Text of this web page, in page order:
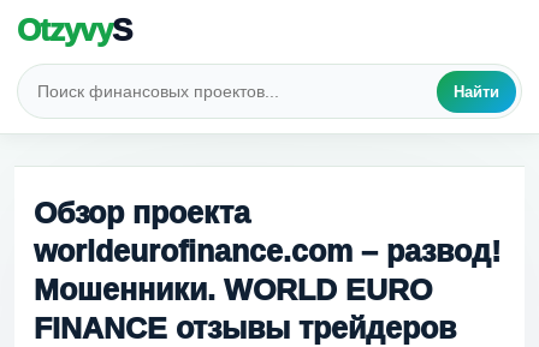
OtzyvyS
Найти
Обзор проекта
worldeurofinance.com – развод!
Мошенники. WORLD EURO
FINANCE отзывы трейдеров